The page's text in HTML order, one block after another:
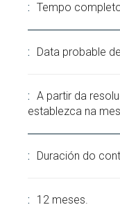
Tempo
Data probable
A partir da
establezca na
Duración do
12 meses.